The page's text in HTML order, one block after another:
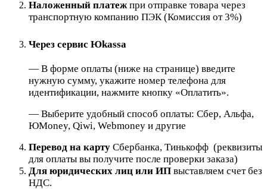
Наложенный платеж при отправке товара через
транспортную компанию ПЭК (Комиссия от 3%)
Через сервис Юkassa
— В форме оплаты (ниже на странице) введите
нужную сумму, укажите номер телефона для
идентификации, нажмите кнопку «Оплатить».
— Выберите удобный способ оплаты: Сбер, Альфа,
ЮMoney, Qiwi, Webmoney и другие
Перевод на карту Сбербанка, Тинькофф (реквизиты
для оплаты вы получите после проверки заказа)
Для юридических лиц или ИП выставляем счет без
НДС.